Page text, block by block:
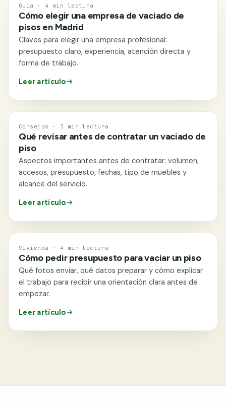
GUÍA
€ €€
PRESUPUESTO CLARO
Guía · 4 min lectura
Cómo elegir una empresa de vaciado de
pisos en Madrid
Claves para elegir una empresa profesional:
presupuesto claro, experiencia, atención directa y
forma de trabajo.
Leer artículo
CONSEJOS
Consejos · 3 min lectura
Qué revisar antes de contratar un vaciado de
piso
Aspectos importantes antes de contratar: volumen,
accesos, presupuesto, fechas, tipo de muebles y
alcance del servicio.
Leer artículo
VIVIENDA
Vivienda · 4 min lectura
Cómo pedir presupuesto para vaciar un piso
Qué fotos enviar, qué datos preparar y cómo explicar
el trabajo para recibir una orientación clara antes de
empezar.
Leer artículo